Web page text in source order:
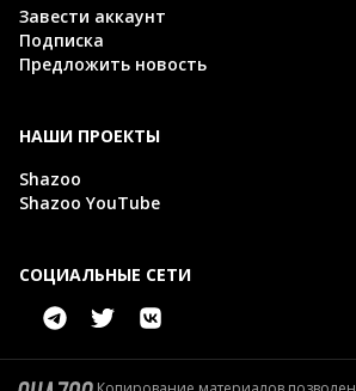
Завести аккаунт
Подписка
Предложить новость
НАШИ ПРОЕКТЫ
Shazoo
Shazoo YouTube
СОЦИАЛЬНЫЕ СЕТИ